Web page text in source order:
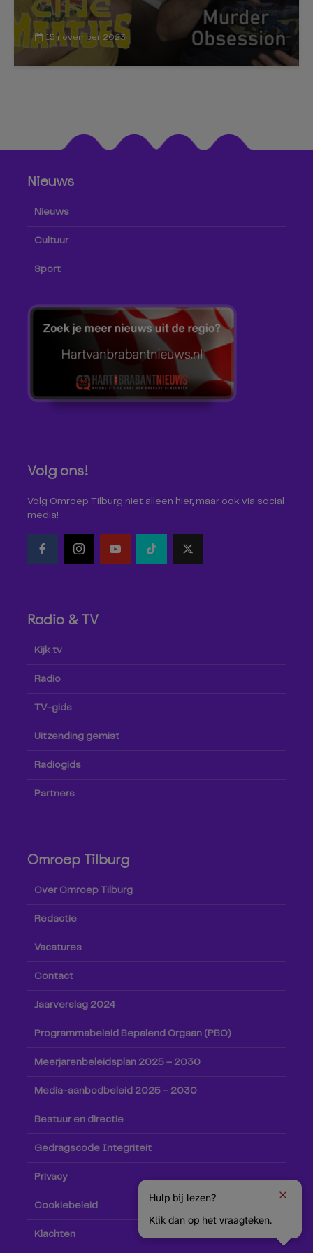
15 november 2023
Nieuws
Nieuws
Cultuur
Sport
Volg ons!
Volg Omroep Tilburg niet alleen hier, maar ook via social
media!
Radio & TV
Kijk tv
Radio
TV-gids
Uitzending gemist
Radiogids
Partners
Omroep Tilburg
Over Omroep Tilburg
Redactie
Vacatures
Contact
Jaarverslag 2024
Programmabeleid Bepalend Orgaan (PBO)
Meerjarenbeleidsplan 2025 – 2030
Media-aanbodbeleid 2025 – 2030
Bestuur en directie
Gedragscode Integriteit
Privacy
Cookiebeleid
Klachten
Hulp bij lezen?
Klik dan op het vraagteken.